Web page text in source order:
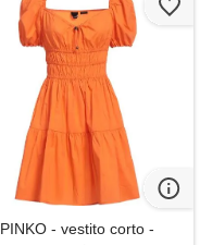
PINKO - vestito corto -